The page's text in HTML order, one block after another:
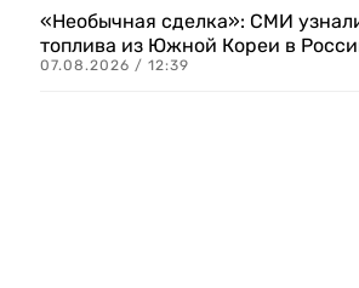
«Необычная сделка»: СМИ
топлива из Южной Кореи в
07.08.2026 / 12:39